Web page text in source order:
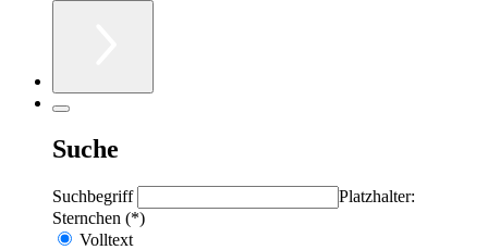
Suche
Suchbegriff
Platzhalter:
Sternchen (*)
Volltext